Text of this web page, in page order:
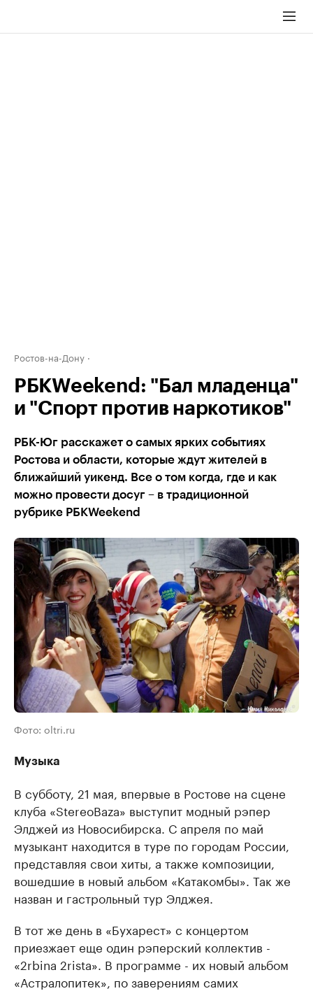
Ростов-на-Дону
РБКWeekend: "Бал младенца"
и "Спорт против наркотиков"
РБК-Юг расскажет о самых ярких событиях
Ростова и области, которые ждут жителей в
ближайший уикенд. Все о том когда, где и как
можно провести досуг – в традиционной
рубрике РБКWeekend
Фото: oltri.ru
Музыка
В субботу, 21 мая, впервые в Ростове на сцене
клуба «StereoBaza» выступит модный рэпер
Элджей из Новосибирска. С апреля по май
музыкант находится в туре по городам России,
представляя свои хиты, а также композиции,
вошедшие в новый альбом «Катакомбы». Так же
назван и гастрольный тур Элджея.
В тот же день в «Бухарест» с концертом
приезжает еще один рэперский коллектив -
«2rbina 2rista». В программе - их новый альбом
«Астралопитек», по заверениям самих